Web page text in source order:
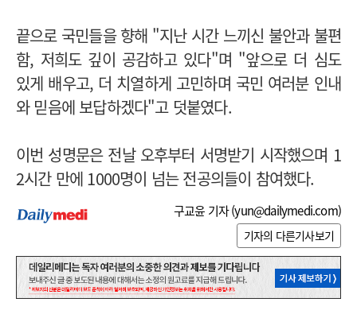
끝으로 국민들을 향해 "지난 시간 느끼신 불안과 불편
함, 저희도 깊이 공감하고 있다"며 "앞으로 더 심도
있게 배우고, 더 치열하게 고민하며 국민 여러분 인내
와 믿음에 보답하겠다"고 덧붙였다.
이번 성명문은 전날 오후부터 서명받기 시작했으며 1
2시간 만에 1000명이 넘는 전공의들이 참여했다.
구교윤 기자 (yun@dailymedi.com)
기자의 다른기사보기